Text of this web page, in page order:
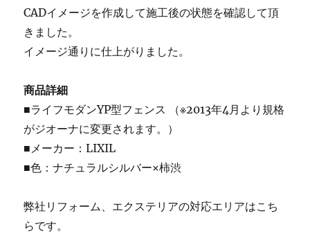
CADイメージを作成して施工後の状態を確認して頂
きました。
イメージ通りに仕上がりました。
商品詳細
■ライフモダンYP型フェンス （※2013年4月より規格
がジオーナに変更されます。）
■メーカー：LIXIL
■色：ナチュラルシルバー×柿渋
弊社リフォーム、エクステリアの対応エリアはこち
らです。